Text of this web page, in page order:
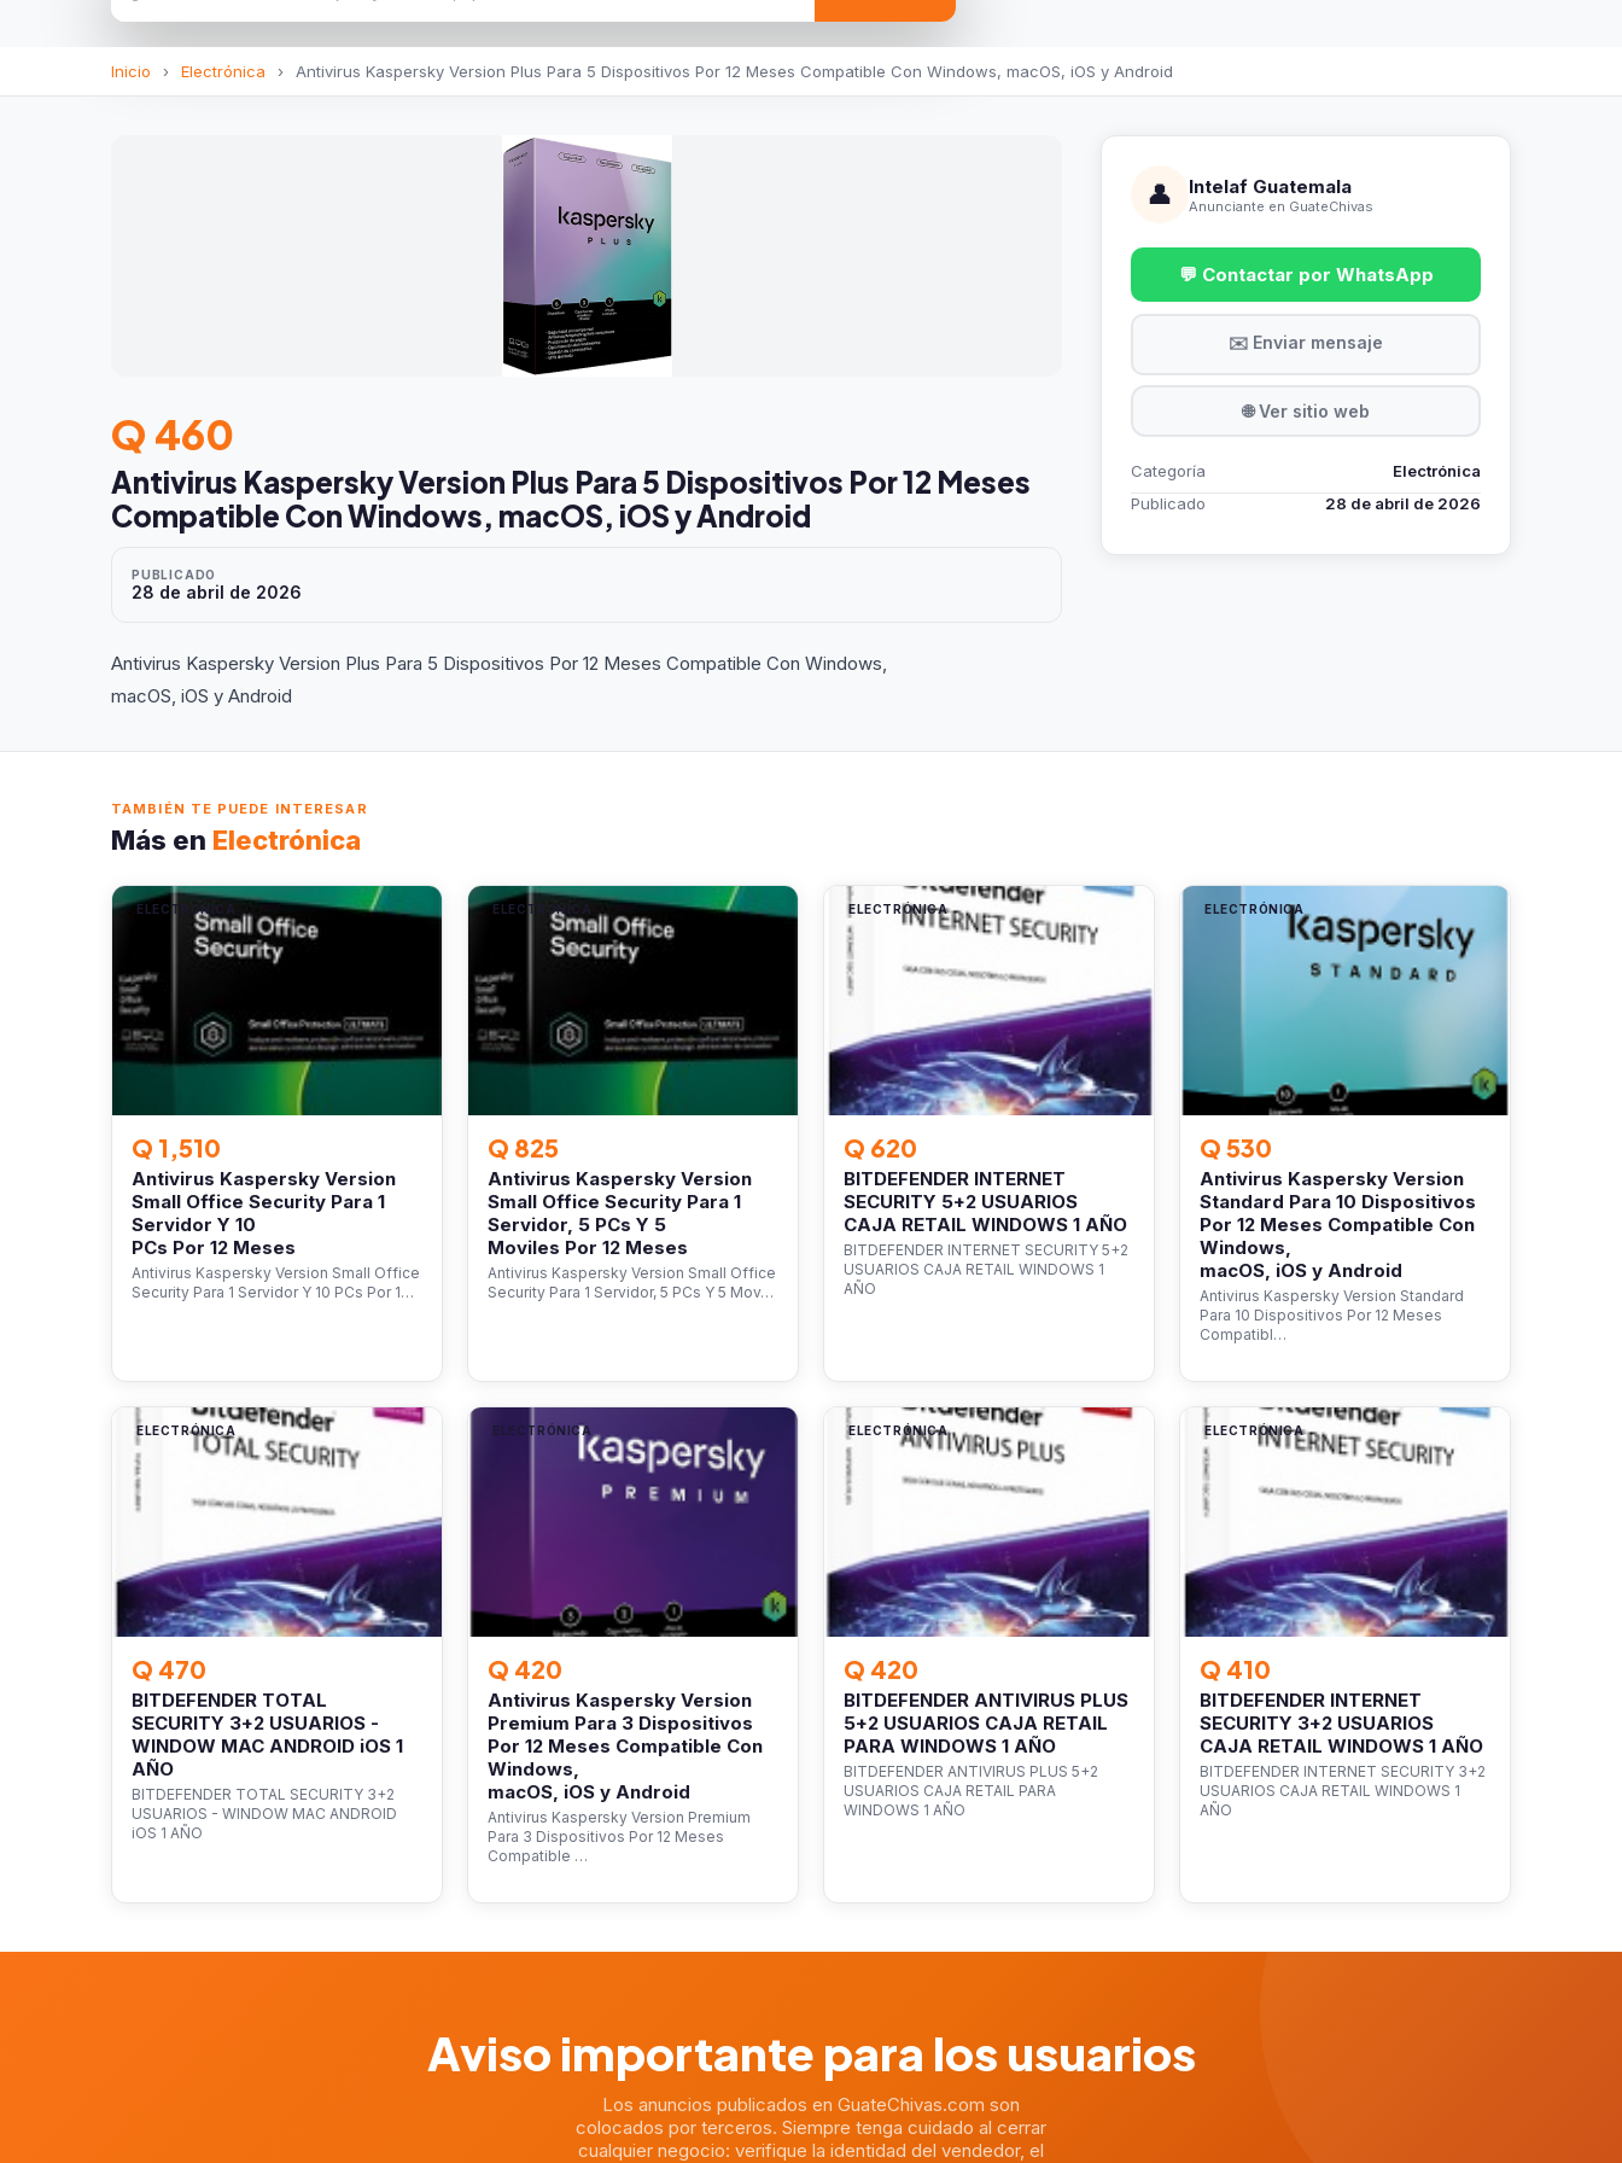
Inicio › Electrónica › Antivirus Kaspersky Version Plus Para 5 Dispositivos Por 12 Meses Compatible Con Windows, macOS, iOS y Android
Q 460
Antivirus Kaspersky Version Plus Para 5 Dispositivos Por 12 Meses
Compatible Con Windows, macOS, iOS y Android
PUBLICADO
28 de abril de 2026
Antivirus Kaspersky Version Plus Para 5 Dispositivos Por 12 Meses Compatible Con Windows,
macOS, iOS y Android
👤 Intelaf Guatemala
Anunciante en GuateChivas
💬 Contactar por WhatsApp
✉️ Enviar mensaje
🌐 Ver sitio web
Categoría
Electrónica
Publicado
28 de abril de 2026
TAMBIÉN TE PUEDE INTERESAR
Más en Electrónica
ELECTRÓNICA
Q 1,510
Antivirus Kaspersky Version
Small Office Security Para 1
Servidor Y 10
PCs Por 12 Meses
Antivirus Kaspersky Version Small Office
Security Para 1 Servidor Y 10 PCs Por 1…
ELECTRÓNICA
Q 825
Antivirus Kaspersky Version
Small Office Security Para 1
Servidor, 5 PCs Y 5
Moviles Por 12 Meses
Antivirus Kaspersky Version Small Office
Security Para 1 Servidor, 5 PCs Y 5 Mov…
ELECTRÓNICA
Q 620
BITDEFENDER INTERNET
SECURITY 5+2 USUARIOS
CAJA RETAIL WINDOWS 1 AÑO
BITDEFENDER INTERNET SECURITY 5+2
USUARIOS CAJA RETAIL WINDOWS 1
AÑO
ELECTRÓNICA
Q 530
Antivirus Kaspersky Version
Standard Para 10 Dispositivos
Por 12 Meses Compatible Con
Windows,
macOS, iOS y Android
Antivirus Kaspersky Version Standard
Para 10 Dispositivos Por 12 Meses
Compatibl…
ELECTRÓNICA
Q 470
BITDEFENDER TOTAL
SECURITY 3+2 USUARIOS -
WINDOW MAC ANDROID iOS 1
AÑO
BITDEFENDER TOTAL SECURITY 3+2
USUARIOS - WINDOW MAC ANDROID
iOS 1 AÑO
ELECTRÓNICA
Q 420
Antivirus Kaspersky Version
Premium Para 3 Dispositivos
Por 12 Meses Compatible Con
Windows,
macOS, iOS y Android
Antivirus Kaspersky Version Premium
Para 3 Dispositivos Por 12 Meses
Compatible …
ELECTRÓNICA
Q 420
BITDEFENDER ANTIVIRUS PLUS
5+2 USUARIOS CAJA RETAIL
PARA WINDOWS 1 AÑO
BITDEFENDER ANTIVIRUS PLUS 5+2
USUARIOS CAJA RETAIL PARA
WINDOWS 1 AÑO
ELECTRÓNICA
Q 410
BITDEFENDER INTERNET
SECURITY 3+2 USUARIOS
CAJA RETAIL WINDOWS 1 AÑO
BITDEFENDER INTERNET SECURITY 3+2
USUARIOS CAJA RETAIL WINDOWS 1
AÑO
Aviso importante para los usuarios
Los anuncios publicados en GuateChivas.com son
colocados por terceros. Siempre tenga cuidado al cerrar
cualquier negocio: verifique la identidad del vendedor, el